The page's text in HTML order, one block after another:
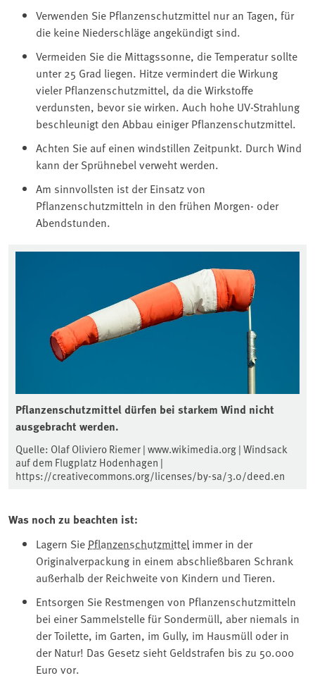
Verwenden Sie Pflanzenschutzmittel nur an Tagen, für
die keine Niederschläge angekündigt sind.
Vermeiden Sie die Mittagssonne, die Temperatur sollte
unter 25 Grad liegen. Hitze vermindert die Wirkung
vieler Pflanzenschutzmittel, da die Wirkstoffe
verdunsten, bevor sie wirken. Auch hohe UV-Strahlung
beschleunigt den Abbau einiger Pflanzenschutzmittel.
Achten Sie auf einen windstillen Zeitpunkt. Durch Wind
kann der Sprühnebel verweht werden.
Am sinnvollsten ist der Einsatz von
Pflanzenschutzmitteln in den frühen Morgen- oder
Abendstunden.
Pflanzenschutzmittel dürfen bei starkem Wind nicht
ausgebracht werden.
Quelle: Olaf Oliviero Riemer | www.wikimedia.org | Windsack
auf dem Flugplatz Hodenhagen |
https://creativecommons.org/licenses/by-sa/3.0/deed.en
Was noch zu beachten ist:
Lagern Sie Pflanzenschutzmittel immer in der
Originalverpackung in einem abschließbaren Schrank
außerhalb der Reichweite von Kindern und Tieren.
Entsorgen Sie Restmengen von Pflanzenschutzmitteln
bei einer Sammelstelle für Sondermüll, aber niemals in
der Toilette, im Garten, im Gully, im Hausmüll oder in
der Natur! Das Gesetz sieht Geldstrafen bis zu 50.000
Euro vor.